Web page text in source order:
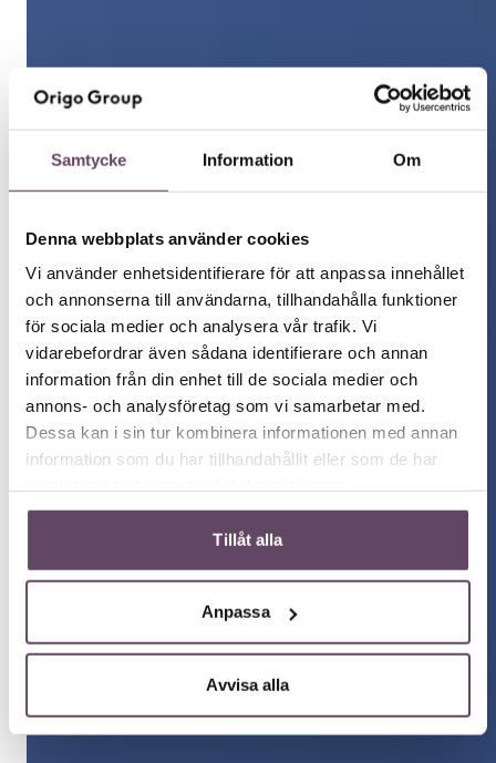
Samtycke Information Om
Denna webbplats använder cookies
Vi använder enhetsidentifierare för att anpassa innehållet
och annonserna till användarna, tillhandahålla funktioner
för sociala medier och analysera vår trafik. Vi
vidarebefordrar även sådana identifierare och annan
information från din enhet till de sociala medier och
annons- och analysföretag som vi samarbetar med.
Dessa kan i sin tur kombinera informationen med annan
information som du har tillhandahållit eller som de har
Tillåt alla
Anpassa
Avvisa alla